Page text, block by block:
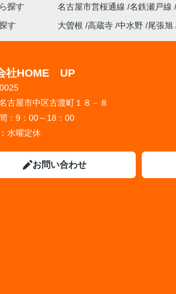
探す
名古屋市営桜通線 名鉄瀬戸線
す
大曽根 高蔵寺 中水野 尾張旭
社HOME UP
古屋市中区古渡町１８－８
： 9：00～18：00
水曜定休
お問い合わせ